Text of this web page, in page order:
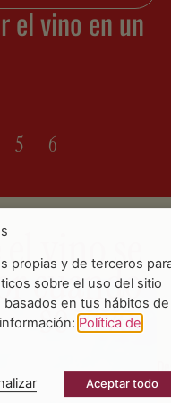
el vino en un
5 6
vino se
cuando
se vive.
propias y de terceros
sobre el uso del sitio
en tus hábitos de
Política de
Aceptar todo